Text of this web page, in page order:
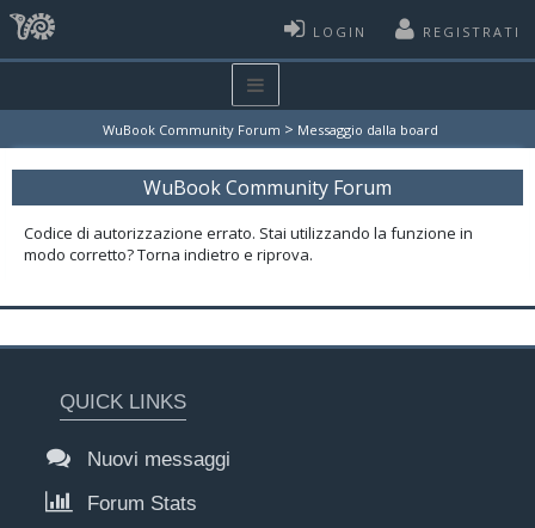
LOGIN REGISTRATI
WuBook Community Forum > Messaggio dalla board
WuBook Community Forum
Codice di autorizzazione errato. Stai utilizzando la funzione in
modo corretto? Torna indietro e riprova.
QUICK LINKS
Nuovi messaggi
Forum Stats